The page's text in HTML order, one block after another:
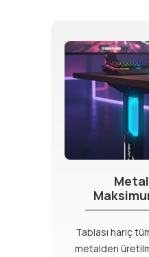
Metal
Tablası hariç
metalden